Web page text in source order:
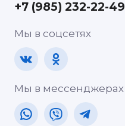
+7 (985) 232-22-49
Мы в соцсетях
Мы в мессенджерах